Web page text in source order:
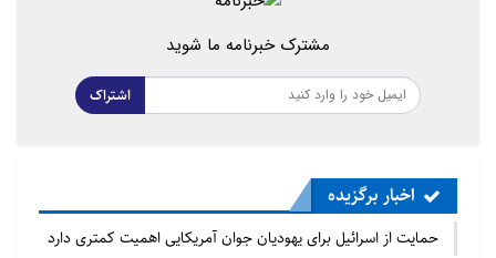
مشترک خبرنامه ما شوید
اشتراک
اخبار برگزیده
حمایت از اسرائیل برای یهودیان جوان آمریکایی اهمیت کمتری دارد